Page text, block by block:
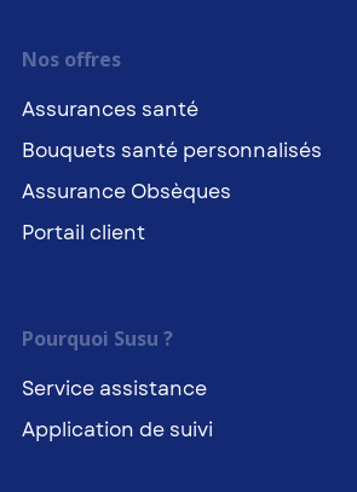
Nos offres
Assurances santé
Bouquets santé personnalisés
Assurance Obsèques
Portail client
Pourquoi Susu ?
Service assistance
Application de suivi